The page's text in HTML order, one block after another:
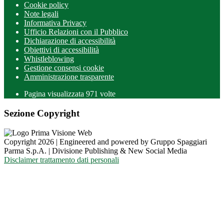
Cookie policy
Note legali
Informativa Privacy
Ufficio Relazioni con il Pubblico
Dichiarazione di accessibilità
Obiettivi di accessibilità
Whistleblowing
Gestione consensi cookie
Amministrazione trasparente
Pagina visualizzata 971 volte
Sezione Copyright
Copyright 2026 | Engineered and powered by Gruppo Spaggiari
Parma S.p.A. | Divisione Publishing & New Social Media
Disclaimer trattamento dati personali